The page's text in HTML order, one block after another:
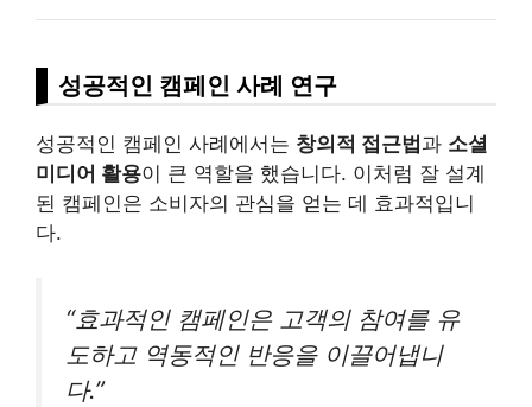
성공적인 캠페인 사례 연구
성공적인 캠페인 사례에서는 창의적 접근법과 소셜
미디어 활용이 큰 역할을 했습니다. 이처럼 잘 설계
된 캠페인은 소비자의 관심을 얻는 데 효과적입니
다.
“효과적인 캠페인은 고객의 참여를 유
도하고 역동적인 반응을 이끌어냅니
다.”